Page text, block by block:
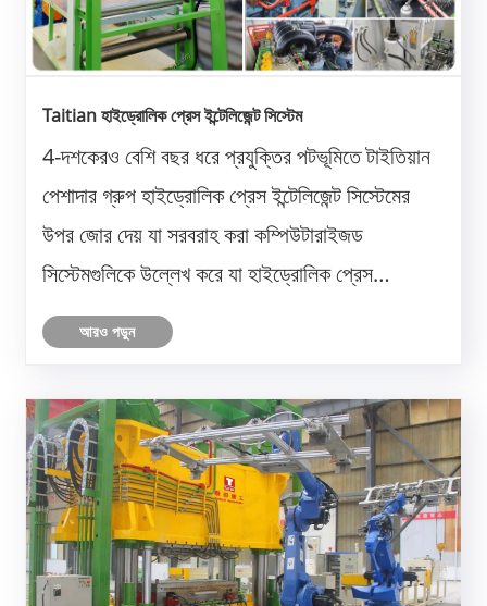
Taitian হাইড্রোলিক প্রেস ইন্টেলিজেন্ট সিস্টেম
4-দশকেরও বেশি বছর ধরে প্রযুক্তির পটভূমিতে টাইতিয়ান
পেশাদার গ্রুপ হাইড্রোলিক প্রেস ইন্টেলিজেন্ট সিস্টেমের
উপর জোর দেয় যা সরবরাহ করা কম্পিউটারাইজড
সিস্টেমগুলিকে উল্লেখ করে যা হাইড্রোলিক প্রেস
পরিচালনায় সহায়তা প্রদানের জন্য ডিজাইন করা হয়েছে।
এই সিস্টেমগুলি কৃত্রিম বুদ্ধিমত্তা, সেন্সর এবং
আরও পড়ুন